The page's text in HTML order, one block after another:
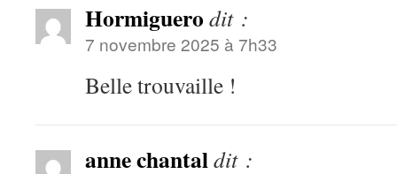
Hormiguero dit :
7 novembre 2025 à 7h33
Belle trouvaille !
anne chantaldit :